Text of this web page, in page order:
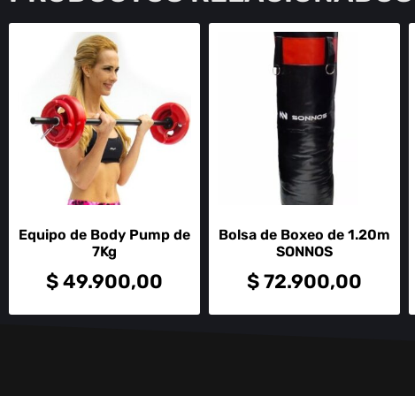
Equipo de Body Pump de
7Kg
$49.900,00
Bolsa de Boxeo de 1.20m
SONNOS
$72.900,00